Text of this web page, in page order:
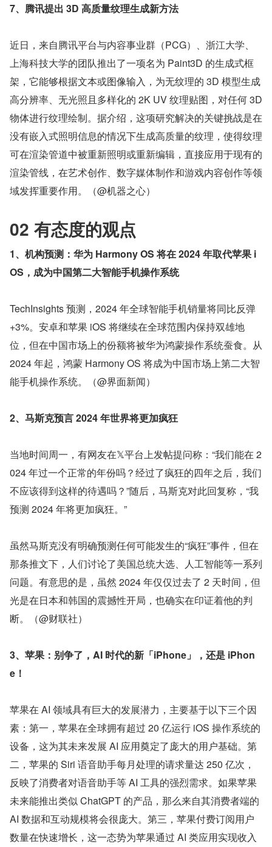
7、腾讯提出 3D 高质量纹理生成新方法
近日，来自腾讯平台与内容事业群（PCG）、浙江大学、
上海科技大学的团队推出了一项名为 Paint3D 的生成式框
架，它能够根据文本或图像输入，为无纹理的 3D 模型生成
高分辨率、无光照且多样化的 2K UV 纹理贴图，对任何 3D
物体进行纹理绘制。据介绍，这项研究解决的关键挑战是在
没有嵌入式照明信息的情况下生成高质量的纹理，使得纹理
可在渲染管道中被重新照明或重新编辑，直接应用于现有的
渲染管线，在艺术创作、数字媒体制作和游戏内容创作等领
域发挥重要作用。（@机器之心）
02 有态度的观点
1、机构预测：华为 Harmony OS 将在 2024 年取代苹果 i
OS，成为中国第二大智能手机操作系统
TechInsights 预测，2024 年全球智能手机销量将同比反弹
+3%。安卓和苹果 iOS 将继续在全球范围内保持双雄地
位，但在中国市场上的份额将被华为鸿蒙操作系统蚕食。从
2024 年起，鸿蒙 Harmony OS 将成为中国市场上第二大智
能手机操作系统。（@界面新闻）
2、马斯克预言 2024 年世界将更加疯狂
当地时间周一，有网友在𝕏平台上发帖提问称：“我们能在 2
024 年过一个正常的年份吗？经过了疯狂的四年之后，我们
不应该得到这样的待遇吗？”随后，马斯克对此回复称，“我
预测 2024 年将更加疯狂。”
虽然马斯克没有明确预测任何可能发生的“疯狂”事件，但在
那条推文下，人们讨论了美国总统大选、人工智能等一系列
问题。有意思的是，虽然 2024 年仅仅过去了 2 天时间，但
光是在日本和韩国的震撼性开局，也确实在印证着他的判
断。（@财联社）
3、苹果：别争了，AI 时代的新「iPhone」，还是 iPhon
e！
苹果在 AI 领域具有巨大的发展潜力，主要基于以下三个因
素：第一，苹果在全球拥有超过 20 亿运行 iOS 操作系统的
设备，这为其未来发展 AI 应用奠定了庞大的用户基础。第
二，苹果的 Siri 语音助手每月处理的请求量达 250 亿次，
反映了消费者对语音助手等 AI 工具的强烈需求。如果苹果
未来能推出类似 ChatGPT 的产品，那么来自其消费者端的
AI 数据和互动规模将会很庞大。第三，苹果付费订阅用户
数量在快速增长，这一态势为苹果通过 AI 类应用实现收入